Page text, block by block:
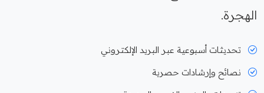
الهجرة.
تحديثات أسبوعية عبر البريد الإلكتروني
نصائح وإرشادات حصرية